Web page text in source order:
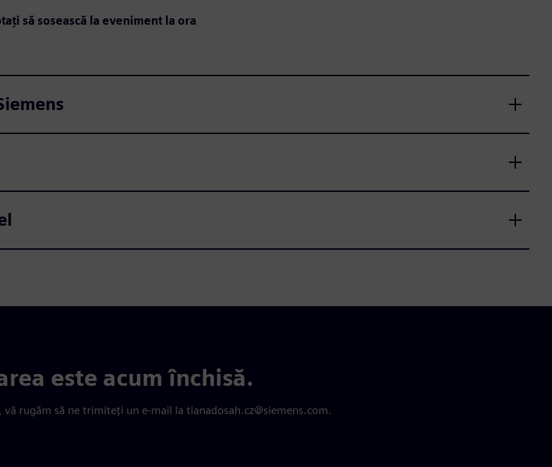
să sosească la eveniment la ora
este acum închisă.
rugăm să ne trimiteți un e-mail la tianadosah.cz@siemens.com.